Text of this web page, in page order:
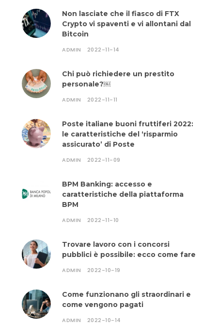
Non lasciate che il fiasco di FTX
Crypto vi spaventi e vi allontani dal
Bitcoin
ADMIN 2022-11-14
Chi può richiedere un prestito
personale?￼
ADMIN 2022-11-11
Poste italiane buoni fruttiferi 2022:
le caratteristiche del ‘risparmio
assicurato’ di Poste
ADMIN 2022-11-09
BPM Banking: accesso e
caratteristiche della piattaforma
BPM
ADMIN 2022-11-10
Trovare lavoro con i concorsi
pubblici è possibile: ecco come fare
ADMIN 2022-10-19
Come funzionano gli straordinari e
come vengono pagati
ADMIN 2022-10-14